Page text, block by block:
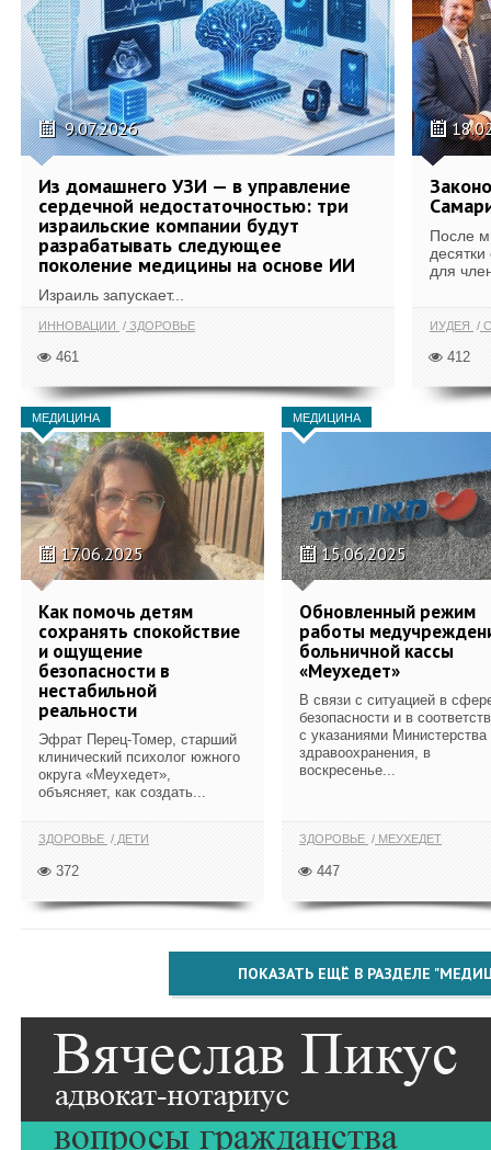
9.07.2026
Из домашнего УЗИ — в управление
сердечной недостаточностью: три
израильские компании будут
разрабатывать следующее
поколение медицины на основе ИИ
Израиль запускает...
ИННОВАЦИИ ЗДОРОВЬЕ
461
После
для
ИУДЕЯ
412
МЕДИЦИНА
17.06.2025
Как помочь детям
сохранять спокойствие
и ощущение
безопасности в
нестабильной
реальности
Эфрат Перец-Томер, старший
клинический психолог южного
округа «Меухедет»,
объясняет, как создать...
ЗДОРОВЬЕ ДЕТИ
372
МЕДИЦИНА
15.06.2025
Обновленный режим
работы
больничной кассы
«Меухедет»
В связи с ситуацией в
безопасности и в
с указаниями Министерства
здравоохранения, в
воскресенье...
ЗДОРОВЬЕ МЕУХЕДЕТ
447
ПОКАЗАТЬ ЕЩЁ В РАЗДЕЛЕ